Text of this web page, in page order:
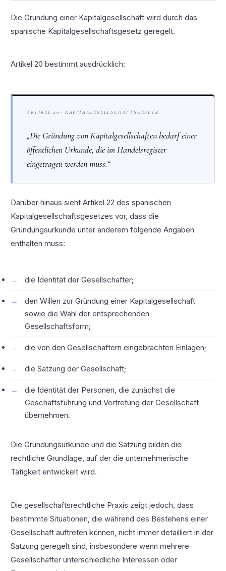
Die Gründung einer Kapitalgesellschaft wird durch das
spanische Kapitalgesellschaftsgesetz geregelt.
Artikel 20 bestimmt ausdrücklich:
ARTIKEL 20 · KAPITALGESELLSCHAFTSGESETZ
„Die Gründung von Kapitalgesellschaften bedarf einer
öffentlichen Urkunde, die im Handelsregister
eingetragen werden muss.“
Darüber hinaus sieht Artikel 22 des spanischen
Kapitalgesellschaftsgesetzes vor, dass die
Gründungsurkunde unter anderem folgende Angaben
enthalten muss:
die Identität der Gesellschafter;
den Willen zur Gründung einer Kapitalgesellschaft
sowie die Wahl der entsprechenden
Gesellschaftsform;
die von den Gesellschaftern eingebrachten Einlagen;
die Satzung der Gesellschaft;
die Identität der Personen, die zunächst die
Geschäftsführung und Vertretung der Gesellschaft
übernehmen.
Die Gründungsurkunde und die Satzung bilden die
rechtliche Grundlage, auf der die unternehmerische
Tätigkeit entwickelt wird.
Die gesellschaftsrechtliche Praxis zeigt jedoch, dass
bestimmte Situationen, die während des Bestehens einer
Gesellschaft auftreten können, nicht immer detailliert in der
Satzung geregelt sind, insbesondere wenn mehrere
Gesellschafter unterschiedliche Interessen oder